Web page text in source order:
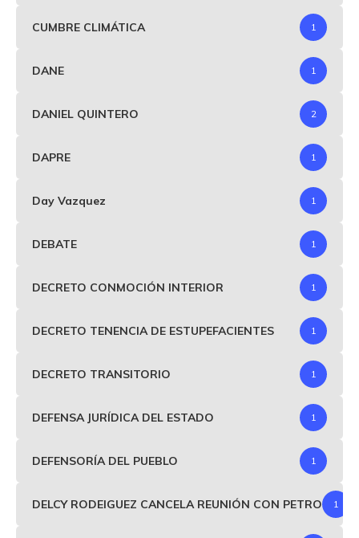
CUMBRE CLIMÁTICA 1
DANE 1
DANIEL QUINTERO 2
DAPRE 1
Day Vazquez 1
DEBATE 1
DECRETO CONMOCIÓN INTERIOR 1
DECRETO TENENCIA DE ESTUPEFACIENTES 1
DECRETO TRANSITORIO 1
DEFENSA JURÍDICA DEL ESTADO 1
DEFENSORÍA DEL PUEBLO 1
DELCY RODEIGUEZ CANCELA REUNIÓN CON PETRO 1